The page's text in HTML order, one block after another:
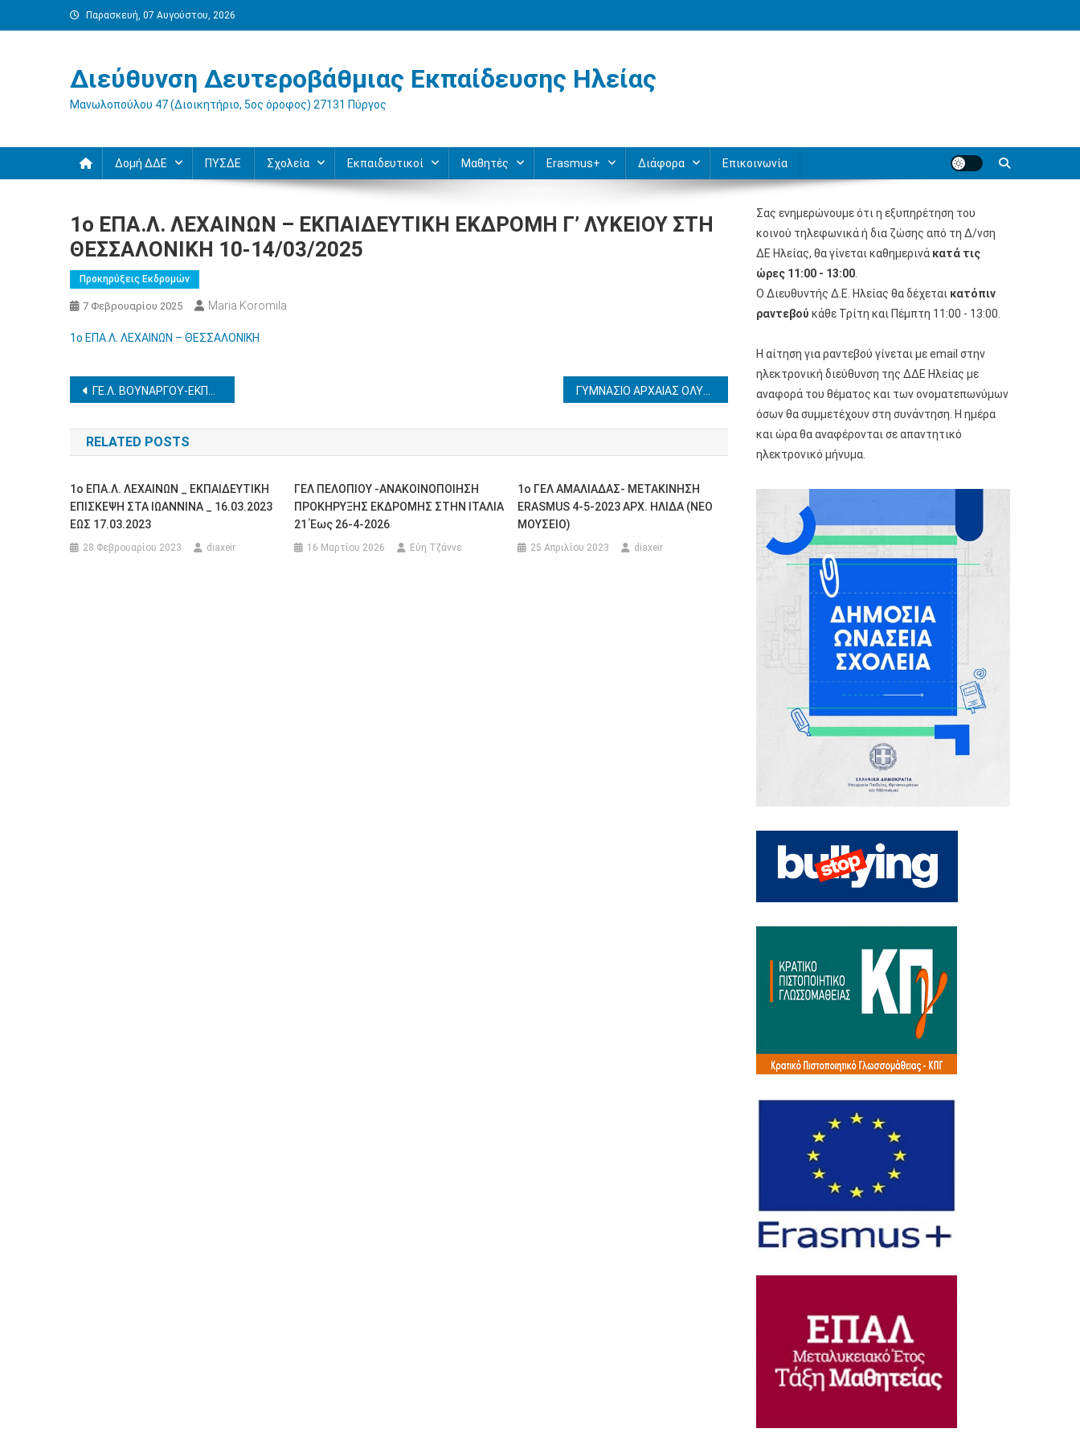
Μεταπηδήστε
στο
Παρασκευή, 07 Αυγούστου, 2026
Διεύθυνση Δευτεροβάθμιας Εκπαίδευσης Ηλείας
Μανωλοπούλου 47 (Διοικητήριο, 5ος όροφος) 27131 Πύργος
Δομή ΔΔΕ ΠΥΣΔΕ Σχολεία Εκπαιδευτικοί Μαθητές Erasmus+ Διάφορα Επικοινωνία
1ο ΕΠΑ.Λ. ΛΕΧΑΙΝΩΝ – ΕΚΠΑΙΔΕΥΤΙΚΗ ΕΚΔΡΟΜΗ Γ’ ΛΥΚΕΙΟΥ ΣΤΗ
ΘΕΣΣΑΛΟΝΙΚΗ 10-14/03/2025
Προκηρύξεις Εκδρομών
7 Φεβρουαρίου 2025 Maria Koromila
1ο ΕΠΑ.Λ. ΛΕΧΑΙΝΩΝ – ΘΕΣΣΑΛΟΝΙΚΗ
Πλοήγηση
άρθρων
ΓΕ.Λ. ΒΟΥΝΑΡΓΟΥ-ΕΚΠΑΙΔΕΥΤΙΚΗ ΕΠΙΣΚΕΨΗ ΣΤΑ ΤΡΙΚΑΛΑ 13-16/03/2025
RELATED POSTS
1ο ΕΠΑ.Λ. ΛΕΧΑΙΝΩΝ _ ΕΚΠΑΙΔΕΥΤΙΚΗ
ΕΠΙΣΚΕΨΗ ΣΤΑ ΙΩΑΝΝΙΝΑ _ 16.03.2023
ΕΩΣ 17.03.2023
28 Φεβρουαρίου 2023 diaxeir
ΓΕΛ ΠΕΛΟΠΙΟΥ -ΑΝΑΚΟΙΝΟΠΟΙΗΣΗ
ΠΡΟΚΗΡΥΞΗΣ ΕΚΔΡΟΜΗΣ ΣΤΗΝ ΙΤΑΛΙΑ
21 Έως 26-4-2026
16 Μαρτίου 2026 Εύη Τζάννε
1o ΓΕΛ ΑΜΑΛΙΑΔΑΣ- ΜΕΤΑΚΙΝΗΣΗ
ERASMUS 4-5-2023 ΑΡΧ. ΗΛΙΔΑ (ΝΕΟ
ΜΟΥΣΕΙΟ)
25 Απριλίου 2023 diaxeir
Σας ενημερώνουμε ότι η εξυπηρέτηση του
κοινού τηλεφωνικά ή δια ζώσης από τη Δ/νση
ΔΕ Ηλείας, θα γίνεται καθημερινά κατά τις
ώρες 11:00 - 13:00
Ο Διευθυντής Δ.Ε. Ηλείας θα δέχεται κατόπιν
ραντεβού κάθε Τρίτη και Πέμπτη 11:00 - 13:00.
Η αίτηση για ραντεβού γίνεται με email στην
ηλεκτρονική διεύθυνση της ΔΔΕ Ηλείας με
αναφορά του θέματος και των ονοματεπωνύμων
όσων θα συμμετέχουν στη συνάντηση. Η ημέρα
και ώρα θα αναφέρονται σε απαντητικό
ηλεκτρονικό μήνυμα.